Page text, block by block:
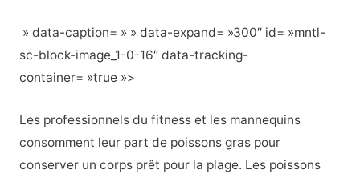
» data-caption= » » data-expand= »300″ id= »mntl-
sc-block-image_1-0-16″ data-tracking-
container= »true »>
Les professionnels du fitness et les mannequins
consomment leur part de poissons gras pour
conserver un corps prêt pour la plage. Les poissons